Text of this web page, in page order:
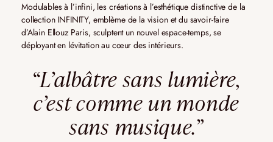
Modulables à l’infini, les créations à l’esthétique distinctive de la
collection INFINITY, emblème de la vision et du savoir-faire
d’Alain Ellouz Paris, sculptent un nouvel espace-temps, se
déployant en lévitation au cœur des intérieurs.
“L’albâtre sans lumière,
c’est comme un monde
sans musique.”